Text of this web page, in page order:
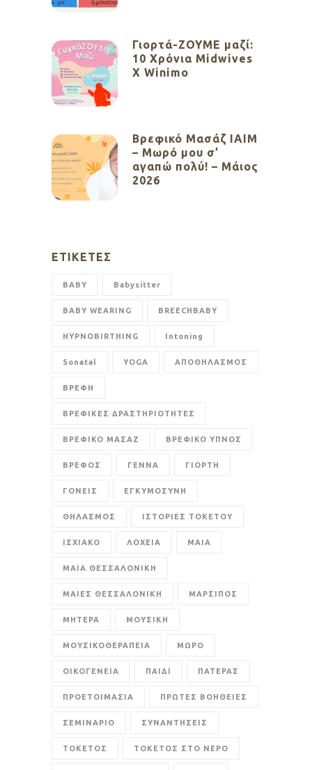
Γιορτά-ΖΟΥΜΕ μαζί:
10 Χρόνια Midwives
X Winimo
Βρεφικό Μασάζ ΙΑΙΜ
– Μωρό μου σ’
αγαπώ πολύ! – Μάιος
2026
ΕΤΙΚΈΤΕΣ
BABY Babysitter
BABY WEARING BREECHBABY
HYPNOBIRTHING Intoning
Sonatal YOGA ΑΠΟΘΗΛΑΣΜΟΣ
ΒΡΕΦΗ
ΒΡΕΦΙΚΕΣ ΔΡΑΣΤΗΡΙΟΤΗΤΕΣ
ΒΡΕΦΙΚΟ ΜΑΣΑΖ ΒΡΕΦΙΚΟ ΥΠΝΟΣ
ΒΡΕΦΟΣ ΓΕΝΝΑ ΓΙΟΡΤΗ
ΓΟΝΕΙΣ ΕΓΚΥΜΟΣΥΝΗ
ΘΗΛΑΣΜΟΣ ΙΣΤΟΡΙΕΣ ΤΟΚΕΤΟΥ
ΙΣΧΙΑΚΟ ΛΟΧΕΙΑ ΜΑΙΑ
ΜΑΙΑ ΘΕΣΣΑΛΟΝΙΚΗ
ΜΑΙΕΣ ΘΕΣΣΑΛΟΝΙΚΗ ΜΑΡΣΙΠΟΣ
ΜΗΤΕΡΑ ΜΟΥΣΙΚΗ
ΜΟΥΣΙΚΟΘΕΡΑΠΕΙΑ ΜΩΡΟ
ΟΙΚΟΓΕΝΕΙΑ ΠΑΙΔΙ ΠΑΤΕΡΑΣ
ΠΡΟΕΤΟΙΜΑΣΙΑ ΠΡΩΤΕΣ ΒΟΗΘΕΙΕΣ
ΣΕΜΙΝΑΡΙΟ ΣΥΝΑΝΤΗΣΕΙΣ
ΤΟΚΕΤΟΣ ΤΟΚΕΤΟΣ ΣΤΟ ΝΕΡΟ